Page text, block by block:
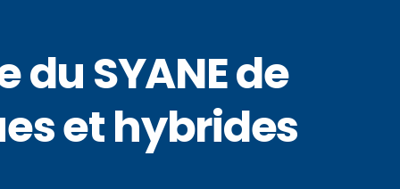
SYANE de
et hybrides